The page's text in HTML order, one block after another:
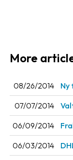
More
08/26/2014 Ny
07/07/2014
06/09/2014
06/03/2014